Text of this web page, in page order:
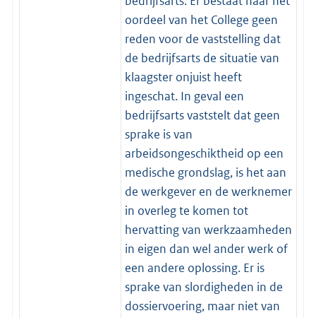
oordeel van het College geen
reden voor de vaststelling dat
de bedrijfsarts de situatie van
klaagster onjuist heeft
ingeschat. In geval een
bedrijfsarts vaststelt dat geen
sprake is van
arbeidsongeschiktheid op een
medische grondslag, is het aan
de werkgever en de werknemer
in overleg te komen tot
hervatting van werkzaamheden
in eigen dan wel ander werk of
een andere oplossing. Er is
sprake van slordigheden in de
dossiervoering, maar niet van